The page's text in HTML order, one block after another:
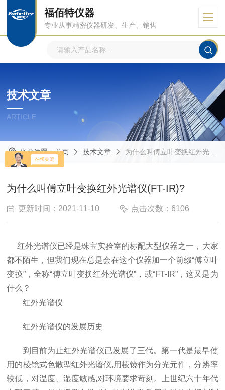
福佰特仪器
专业从事精密仪器研发、生产、销售
技术文章
ARTICLE
当前位置：首页 技术文章 为什么叫傅立叶变换红外光谱仪(FT-IR)?
为什么叫傅立叶变换红外光谱仪(FT-IR)?
更新时间：2021-11-10 点击次数：6106
红外光谱仪已经是珠宝实验室的标配大型仪器之一，大家
都不陌生，但我们现在总是会在这个仪器加一个前缀“傅立叶
变换”，全称“傅立叶变换红外光谱仪”，或“FT-IR”，这又是为
什么？
红外光谱仪
红外光谱仪的发展历史
到目前为止红外光谱仪已发展了三代。第一代是最早使
用的棱镜式色散型红外光谱仪,用棱镜作为分光元件，分辨率
较低，对温度、湿度敏感,对环境要求苛刻。上世纪六十年代